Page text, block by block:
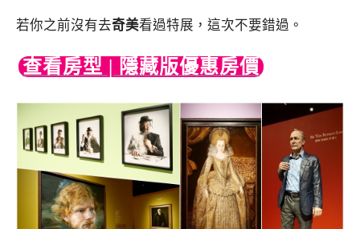
若你之前沒有去奇美看過特展，這次不要錯過。
查看房型 | 隱藏版優惠房價